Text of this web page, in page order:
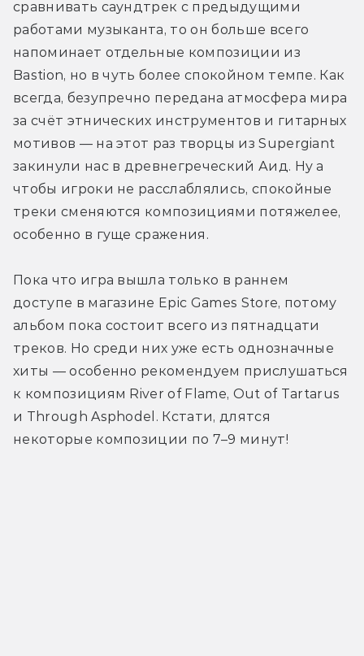
сравнивать саундтрек с предыдущими
работами музыканта, то он больше всего
напоминает отдельные композиции из
Bastion, но в чуть более спокойном темпе. Как
всегда, безупречно передана атмосфера мира
за счёт этнических инструментов и гитарных
мотивов — на этот раз творцы из Supergiant
закинули нас в древнегреческий Аид. Ну а
чтобы игроки не расслаблялись, спокойные
треки сменяются композициями потяжелее,
особенно в гуще сражения.
Пока что игра вышла только в раннем
доступе в магазине Epic Games Store, потому
альбом пока состоит всего из пятнадцати
треков. Но среди них уже есть однозначные
хиты — особенно рекомендуем прислушаться
к композициям River of Flame, Out of Tartarus
и Through Asphodel. Кстати, длятся
некоторые композиции по 7–9 минут!